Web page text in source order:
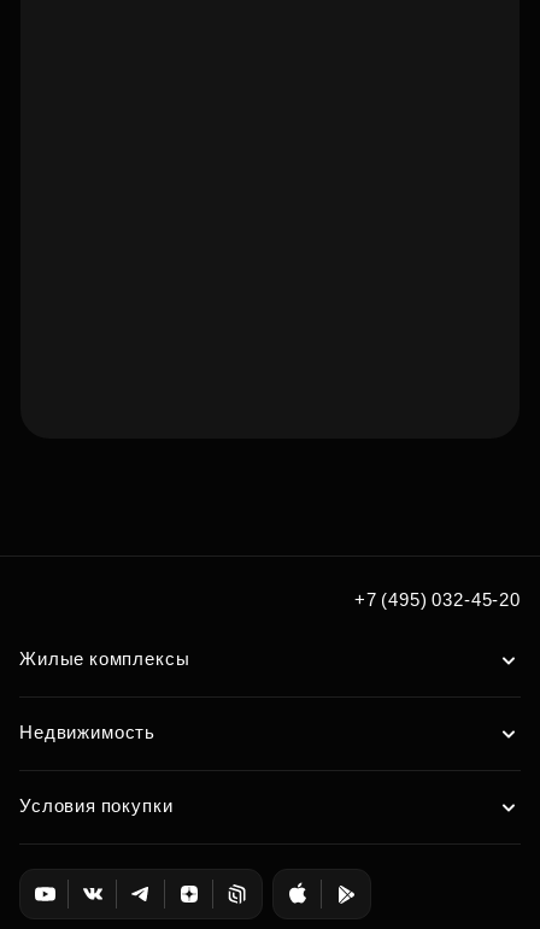
+7 (495) 032-45-20
Жилые комплексы
Недвижимость
Условия покупки